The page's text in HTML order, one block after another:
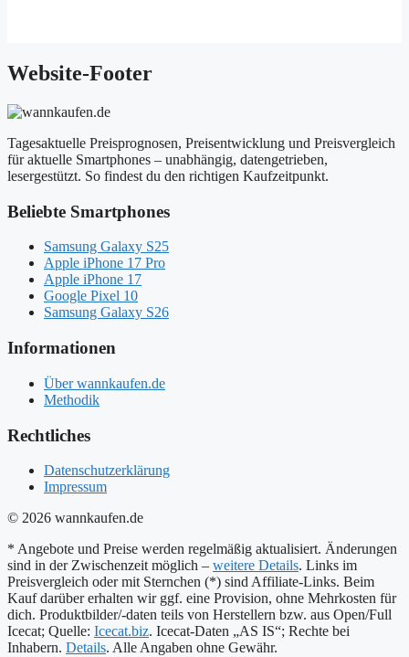
Website-Footer
Tagesaktuelle Preisprognosen, Preisentwicklung und Preisvergleich
für aktuelle Smartphones – unabhängig, datengetrieben,
lesergestützt. So findest du den richtigen Kaufzeitpunkt.
Beliebte Smartphones
Samsung Galaxy S25
Apple iPhone 17 Pro
Apple iPhone 17
Google Pixel 10
Samsung Galaxy S26
Informationen
Über wannkaufen.de
Methodik
Rechtliches
Datenschutzerklärung
Impressum
© 2026 wannkaufen.de
* Angebote und Preise werden regelmäßig aktualisiert. Änderungen
sind in der Zwischenzeit möglich – weitere Details. Links im
Preisvergleich oder mit Sternchen (*) sind Affiliate-Links. Beim
Kauf darüber erhalten wir ggf. eine Provision, ohne Mehrkosten für
dich. Produktbilder/-daten teils von Herstellern bzw. aus Open/Full
Icecat; Quelle: Icecat.biz. Icecat-Daten „AS IS“; Rechte bei
Inhabern. Details. Alle Angaben ohne Gewähr.